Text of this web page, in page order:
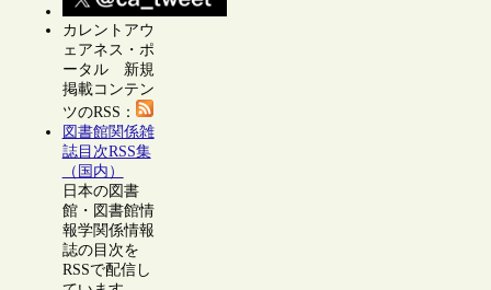
カレントアウ
ェアネス・ポ
ータル 新規
掲載コンテン
ツのRSS：
図書館関係雑
誌目次RSS集
（国内）
日本の図書
館・図書館情
報学関係情報
誌の目次を
RSSで配信し